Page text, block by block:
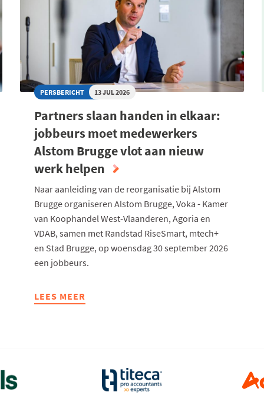
PERSBERICHT 13 JUL 2026
Partners slaan handen in elkaar:
jobbeurs moet medewerkers
Alstom Brugge vlot aan nieuw
werk helpen
Naar aanleiding van de reorganisatie bij Alstom
Brugge organiseren Alstom Brugge, Voka - Kamer
van Koophandel West-Vlaanderen, Agoria en
VDAB, samen met Randstad RiseSmart, mtech+
en Stad Brugge, op woensdag 30 september 2026
een jobbeurs.
LEES MEER
ABOUT